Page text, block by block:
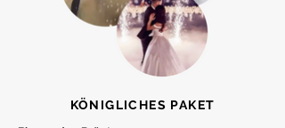
KÖNIGLICHES PAKET